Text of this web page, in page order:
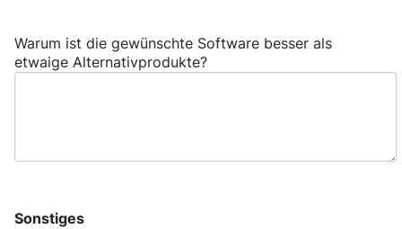
Warum ist die gewünschte Software besser als
etwaige Alternativprodukte?
Sonstiges